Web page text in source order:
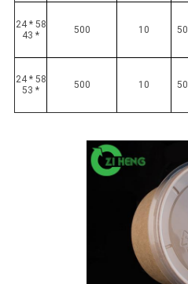
50
10
500
58 * 24
* 43
50
10
500
58 * 24
* 53